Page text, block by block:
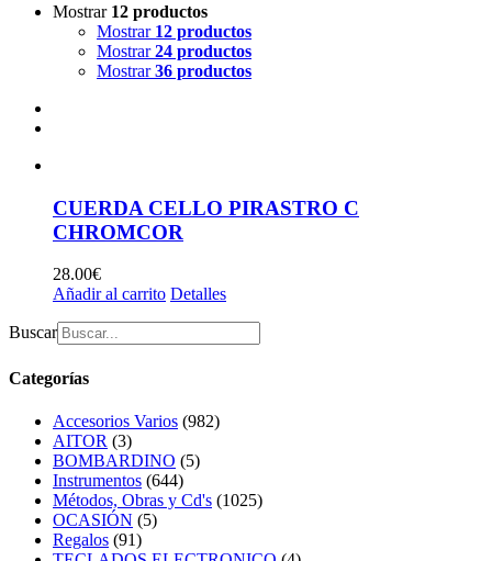
Mostrar 12 productos
Mostrar 12 productos
Mostrar24 productos
Mostrar36 productos
CUERDA CELLO PIRASTRO C
CHROMCOR
28.00€
Añadir al carrito Detalles
Buscar
Categorías
Accesorios Varios (982)
AITOR (3)
BOMBARDINO (5)
Instrumentos (644)
Métodos, Obras y Cd's (1025)
OCASIÓN (5)
Regalos (91)